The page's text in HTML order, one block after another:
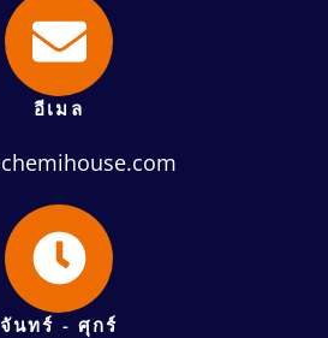
อีเมล
จันทร์ - ศุกร์